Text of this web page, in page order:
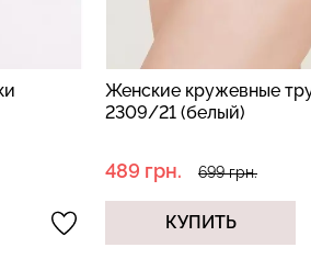
Женские кружевные
2309/21 (белый)
489 грн. 699 грн.
КУПИТЬ